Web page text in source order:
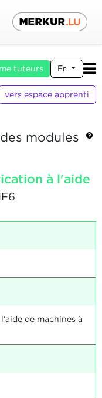
tuteurs Fr
vers espace apprenti
modules
à l'aide
de machines à